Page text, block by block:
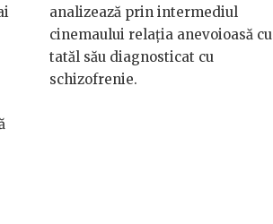
analizează prin intermediul
cinemaului relația anevoioasă cu
tatăl său diagnosticat cu
schizofrenie.